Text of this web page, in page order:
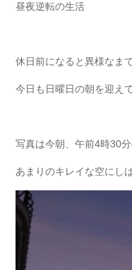
昼夜逆転の生活
休日前になると異様なま
今日も日曜日の朝を迎え
写真は今朝、午前4時30
あまりのキレイな空にし